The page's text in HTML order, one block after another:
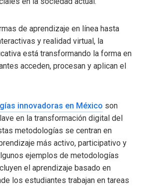
de aprendizaje en línea hasta
y realidad virtual, la
está transformando la forma en
acceden, procesan y aplican el
innovadoras en México son
en la transformación digital del
metodologías se centran en
más activo, participativo y
ejemplos de metodologías
el aprendizaje basado en
los estudiantes trabajan en tareas